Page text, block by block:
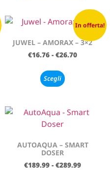
In offerta!
JUWEL – AMORAX – 3×2
€16.76 - €26.70
Scegli
AUTOAQUA – SMART
DOSER
€189.99 - €289.99